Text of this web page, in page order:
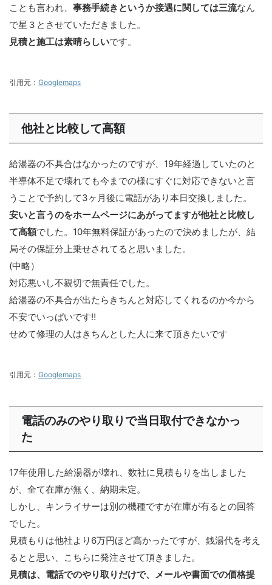
ことも言われ、 事務手続きというか接遇に関しては三流なん
で星３とさせていただきました。
見積と施工は素晴らしいです。
引用元： Googlemaps
他社と比較して高額
給湯器の不具合はなかったのですが、19年経過していたのと
半導体不足で壊れても今までの様にすぐに対応できないと言
うことで予約して3ヶ月後に電話があり本日交換しました。
安いと言うのをホームページにあがってますが他社と比較し
て高額でした。10年無料保証があったので決めましたが、結
局その保証分上乗せされてると思いました。
(中略）
対応悪いし不親切で無責任でした。
給湯器の不具合が出たらきちんと対応してくれるのか今から
不安でいっぱいです‼️
せめて修理の人はきちんとした人に来て頂きたいです
引用元： Googlemaps
電話のみのやり取りで当日取付できなかっ
た
17年使用した給湯器が壊れ、数社に見積もりを出しました
が、全て在庫が無く、納期未定。
しかし、キンライサーは別の機種ですが在庫が有るとの回答
でした。
見積もりは他社より6万円ほど高かったですが、銭湯代を考え
るとと思い、こちらに発注させて頂きました。
見積は、電話でのやり取りだけで、メールや書面での価格提